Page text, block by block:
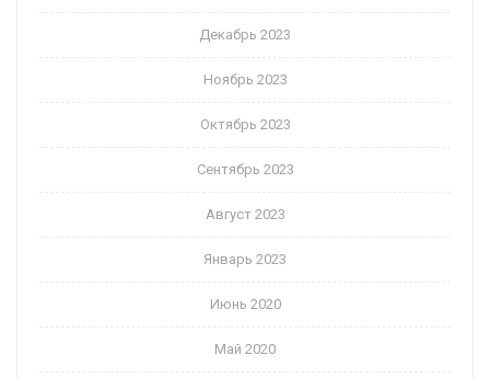
Декабрь 2023
Ноябрь 2023
Октябрь 2023
Сентябрь 2023
Август 2023
Январь 2023
Июнь 2020
Май 2020